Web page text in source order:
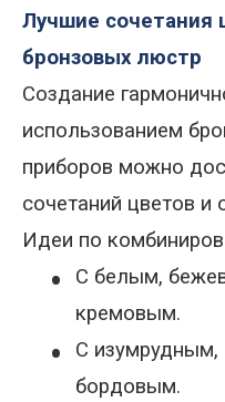
Лучшие сочетания
бронзовых люстр
Создание
использованием
приборов можно
сочетаний цветов и
Идеи по
• С белым,
кремовым.
•
С
бордовым.